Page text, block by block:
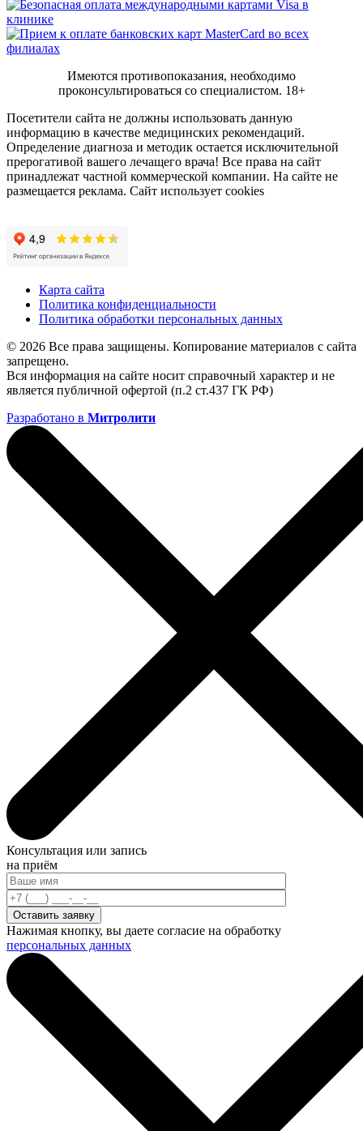
Имеются противопоказания, необходимо
проконсультироваться со специалистом. 18+
Посетители сайта не должны использовать данную
информацию в качестве медицинских рекомендаций.
Определение диагноза и методик остается исключительной
прерогативой вашего лечащего врача! Все права на сайт
принадлежат частной коммерческой компании. На сайте не
размещается реклама. Сайт использует cookies
Карта сайта
Политика конфиденциальности
Политика обработки персональных данных
© 2026 Все права защищены. Копирование материалов с сайта
запрещено.
Вся информация на сайте носит справочный характер и не
является публичной офертой (п.2 ст.437 ГК РФ)
Разработано в Митролити
Консультация или запись
на приём
Нажимая кнопку, вы даете согласие на обработку
персональных данных